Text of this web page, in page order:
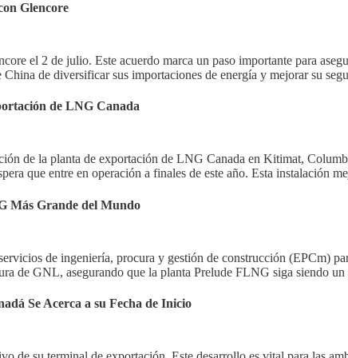
Glencore
el 2 de julio. Este acuerdo marca un paso importante para
de diversificar sus importaciones de energía y mejorar su
de LNG Canada
de la planta de exportación de LNG Canada en Kitimat,
que entre en operación a finales de este año. Esta instalación
Más Grande del Mundo
de ingeniería, procura y gestión de construcción (EPCm)
de GNL, asegurando que la planta Prelude FLNG siga siendo un
Se Acerca a su Fecha de Inicio